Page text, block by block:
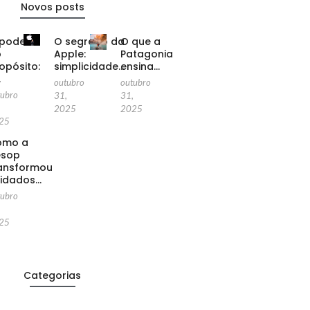
Novos posts
O segredo da
Apple:
simplicidade…
outubro
31,
2025
O que a
Patagonia
ensina…
outubro
31,
2025
a
Categorias